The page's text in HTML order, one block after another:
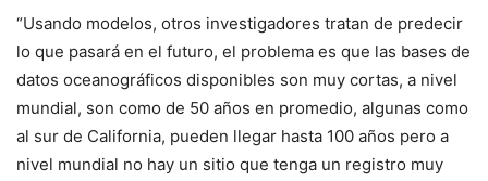
“Usando modelos, otros investigadores tratan de predecir
lo que pasará en el futuro, el problema es que las bases de
datos oceanográficos disponibles son muy cortas, a nivel
mundial, son como de 50 años en promedio, algunas como
al sur de California, pueden llegar hasta 100 años pero a
nivel mundial no hay un sitio que tenga un registro muy